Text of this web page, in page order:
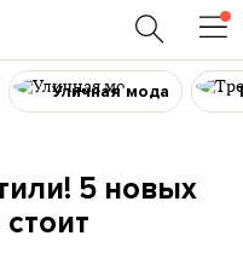
Уличная мода
5 новых